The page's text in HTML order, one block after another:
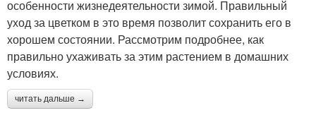
особенности жизнедеятельности зимой. Правильный
уход за цветком в это время позволит сохранить его в
хорошем состоянии. Рассмотрим подробнее, как
правильно ухаживать за этим растением в домашних
условиях.
читать дальше →